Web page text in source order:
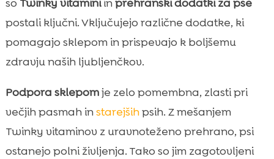
postali ključni. Vključujejo različne dodatke, ki
pomagajo sklepom in prispevajo k boljšemu
zdravju naših ljubljenčkov.
Podpora sklepomje zelo pomembna, zlasti pri
večjih pasmah instarejšihpsih. Z mešanjem
Twinky vitaminov z uravnoteženo prehrano, psi
ostanejo polni življenja. Tako so jim zagotovljeni